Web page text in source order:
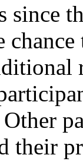
since
their